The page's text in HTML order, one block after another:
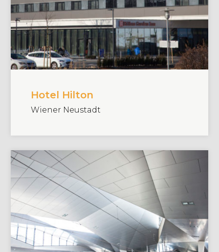
Hotel Hilton
Wiener Neustadt